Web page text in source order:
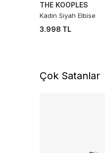
THE KOOPLES
Kadin Siyah Elbise
3.998 TL
Çok Satanlar